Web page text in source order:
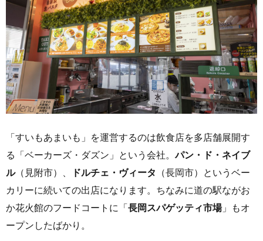
「すいもあまいも」を運営するのは飲食店を多店舗展開す
る「ベーカーズ・ダズン」という会社。パン・ド・ネイブ
ル（見附市）、 ドルチェ・ヴィータ （長岡市）というベー
カリーに続いての出店になります。ちなみに道の駅ながお
か花火館のフードコートに「長岡スパゲッティ市場」もオ
ープンしたばかり。